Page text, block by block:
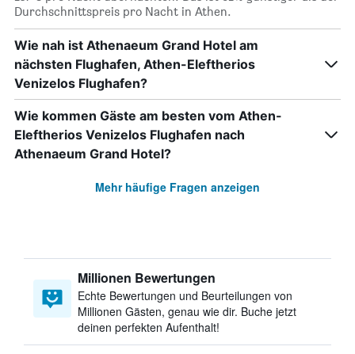
Durchschnittspreis pro Nacht in Athen.
Wie nah ist Athenaeum Grand Hotel am
nächsten Flughafen, Athen-Eleftherios
Venizelos Flughafen?
Wie kommen Gäste am besten vom Athen-
Eleftherios Venizelos Flughafen nach
Athenaeum Grand Hotel?
Mehr häufige Fragen anzeigen
Millionen Bewertungen
Echte Bewertungen und Beurteilungen von
Millionen Gästen, genau wie dir. Buche jetzt
deinen perfekten Aufenthalt!